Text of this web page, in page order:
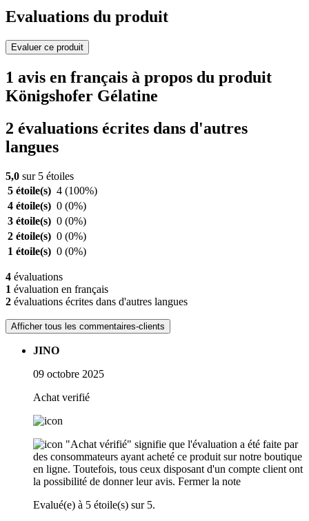
Evaluations du produit
Evaluer ce produit
1 avis en français à propos du produit
Königshofer Gélatine
2 évaluations écrites dans d'autres
langues
5,0 sur 5 étoiles
5 étoile(s) 4 (100%)
4 étoile(s) 0 (0%)
3 étoile(s) 0 (0%)
2 étoile(s) 0 (0%)
1 étoile(s) 0 (0%)
4 évaluations
1 évaluation en français
2 évaluations écrites dans d'autres langues
Afficher tous les commentaires-clients
JINO
09 octobre 2025
Achat verifié
"Achat vérifié" signifie que l'évaluation a été faite par
des consommateurs ayant acheté ce produit sur notre boutique
en ligne. Toutefois, tous ceux disposant d'un compte client ont
la possibilité de donner leur avis. Fermer la note
Evalué(e) à 5 étoile(s) sur 5.